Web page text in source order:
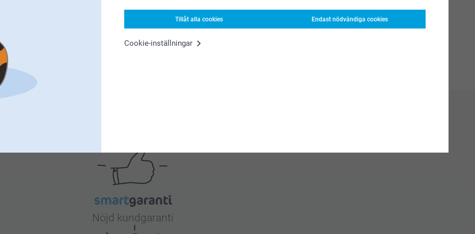
Tillåt alla cookies Endast nödvändiga cookies
Cookie-inställningar
3
Nöjd kundgaranti